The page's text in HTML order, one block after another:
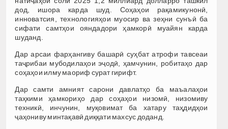
дод, ишора карда шуд. Соҳаҳои рақамикунонӣ,
инноватсия, технологияҳои муосир ва зеҳни сунъӣ ба
сифати самтҳои ояндадори ҳамкорӣ муайян карда
шуданд.
Дар арсаи фарҳангиву башарӣ суҳбат атрофи тавсеаи
таҷрибаи мубодилаҳои эҷодӣ, ҳамчунин, робитаҳо дар
соҳаҳои илму маориф сурат гирифт.
Дар самти амният сарони давлатҳо ба маъалаҳои
таҳкими ҳамкориҳо дар соҳаҳои низомӣ, низомиву
техникӣ, инчунин, муқовимат ба хатару таҳдидҳои
ҷаҳониву минтақавӣ диққати махсус доданд.